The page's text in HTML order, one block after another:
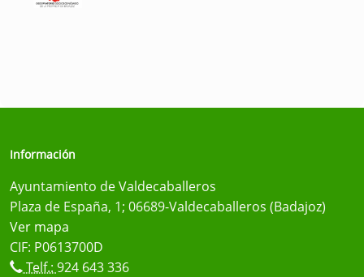
Información
Ayuntamiento de Valdecaballeros
Plaza de España, 1; 06689-Valdecaballeros (Badajoz)
Ver mapa
CIF: P0613700D
Telf.: 924 643 336